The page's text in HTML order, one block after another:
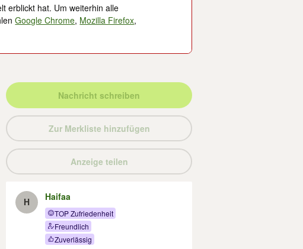
erblickt hat. Um weiterhin alle
Google Chrome, Mozilla Firefox,
Nachricht schreiben
Zur Merkliste hinzufügen
Anzeige teilen
H Haifaa
TOP Zufriedenheit
Freundlich
Zuverlässig